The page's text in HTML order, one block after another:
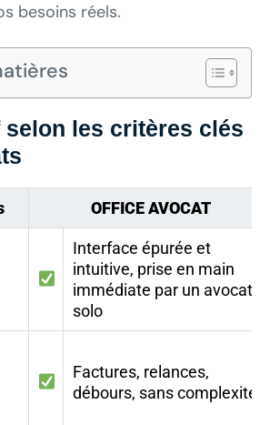
besoins réels.
selon les critères clés
OFFICE AVOCAT
Interface épurée et
intuitive, prise en main
immédiate par un avocat
solo
Factures, relances,
débours, sans complexité